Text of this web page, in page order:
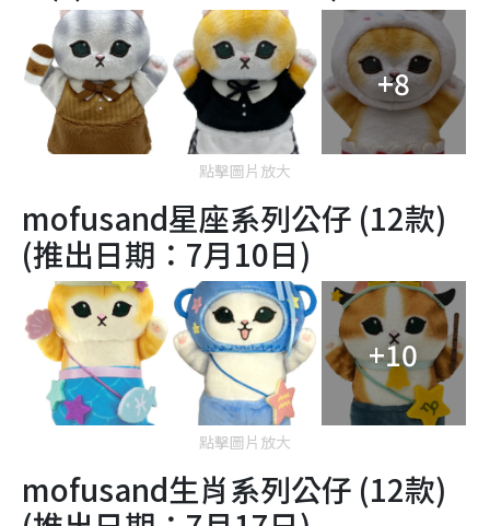
+8
點擊圖片放大
mofusand星座系列公仔 (12款)
(推出日期：7月10日)
+10
點擊圖片放大
mofusand生肖系列公仔 (12款)